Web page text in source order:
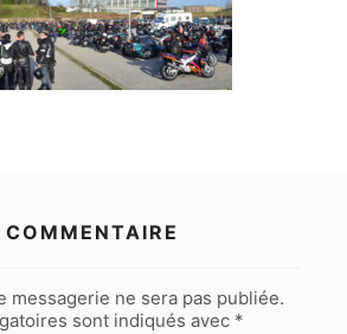
messagerie ne sera pas publiée.
sont indiqués avec *